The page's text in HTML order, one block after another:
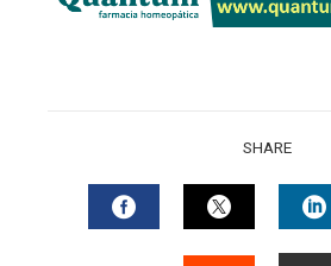
SHARE
FACEBOOKTWITTER